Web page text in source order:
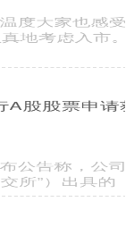
村发展注入金融活
烯电池、锂电
里程明显下降，夏